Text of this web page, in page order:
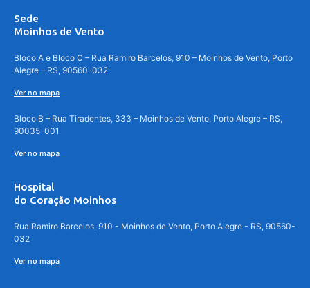
Sede
Moinhos de Vento
Bloco A e Bloco C – Rua Ramiro Barcelos, 910 – Moinhos de Vento, Porto
Alegre – RS, 90560-032
Ver no mapa
Bloco B – Rua Tiradentes, 333 – Moinhos de Vento, Porto Alegre – RS,
90035-001
Ver no mapa
Hospital
do Coração Moinhos
Rua Ramiro Barcelos, 910 - Moinhos de Vento, Porto Alegre - RS, 90560-
032
Ver no mapa